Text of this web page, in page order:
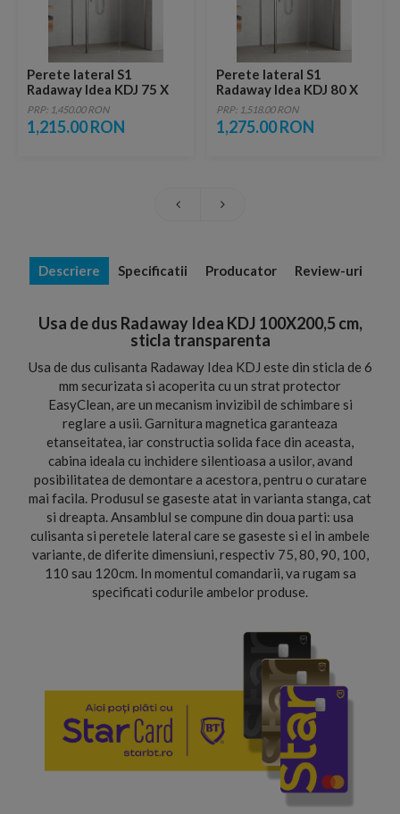
Perete lateral S1
Radaway Idea KDJ 75 X
200,5 cm, sticla
transparenta
PRP: 1,450.00 RON
1,215.00 RON
Perete lateral S1
Radaway Idea KDJ 80 X
200,5 cm, sticla
transparenta
PRP: 1,518.00 RON
1,275.00 RON
Descriere Specificatii Producator Review-uri
Usa de dus Radaway Idea KDJ 100X200,5 cm,
sticla transparenta
Usa de dus culisanta Radaway Idea KDJ este din sticla de 6
mm securizata si acoperita cu un strat protector
EasyClean, are un mecanism invizibil de schimbare si
reglare a usii. Garnitura magnetica garanteaza
etanseitatea, iar constructia solida face din aceasta,
cabina ideala cu inchidere silentioasa a usilor, avand
posibilitatea de demontare a acestora, pentru o curatare
mai facila. Produsul se gaseste atat in varianta stanga, cat
si dreapta. Ansamblul se compune din doua parti: usa
culisanta si peretele lateral care se gaseste si el in ambele
variante, de diferite dimensiuni, respectiv 75, 80, 90, 100,
110 sau 120cm. In momentul comandarii, va rugam sa
specificati codurile ambelor produse.